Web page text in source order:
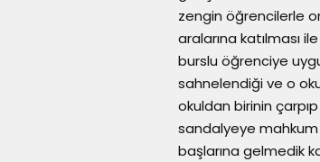
zengin öğrencilerle
aralarına katılması
burslu öğrenciye
sahnelendiği ve o
okuldan birinin
sandalyeye mahkum
başlarına gelmedik